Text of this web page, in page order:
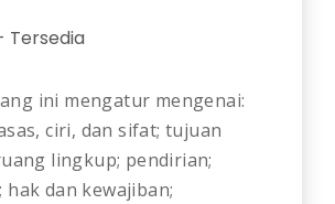
Tersedia
ini mengatur mengenai:
ciri, dan sifat; tujuan
lingkup; pendirian;
dan kewajiban;